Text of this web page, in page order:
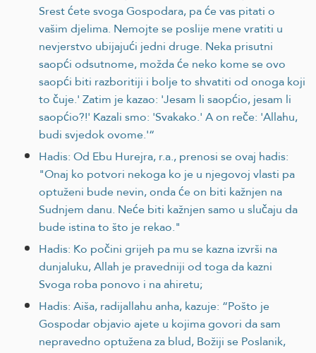
Srest ćete svoga Gospodara, pa će vas pitati o
vašim djelima. Nemojte se poslije mene vratiti u
nevjerstvo ubijajući jedni druge. Neka prisutni
saopći odsutnome, možda će neko kome se ovo
saopći biti razboritiji i bolje to shvatiti od onoga koji
to čuje.' Zatim je kazao: 'Jesam li saopćio, jesam li
saopćio?!' Kazali smo: 'Svakako.' A on reče: 'Allahu,
budi svjedok ovome.'“
Hadis: Od Ebu Hurejra, r.a., prenosi se ovaj hadis:
"Onaj ko potvori nekoga ko je u njegovoj vlasti pa
optuženi bude nevin, onda će on biti kažnjen na
Sudnjem danu. Neće biti kažnjen samo u slučaju da
bude istina to što je rekao."
Hadis: Ko počini grijeh pa mu se kazna izvrši na
dunjaluku, Allah je pravedniji od toga da kazni
Svoga roba ponovo i na ahiretu;
Hadis: Aiša, radijallahu anha, kazuje: “Pošto je
Gospodar objavio ajete u kojima govori da sam
nepravedno optužena za blud, Božiji se Poslanik,